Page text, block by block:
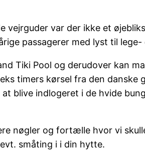
var der ikke et
passagerer med lyst til lege-
Tiki Pool og derudover kan
timers kørsel fra den danske
blive indlogeret i de hvide
nøgler og fortælle hvor vi
småting i i din hytte.